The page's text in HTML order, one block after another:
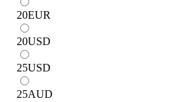
20EUR
20USD
25USD
25AUD